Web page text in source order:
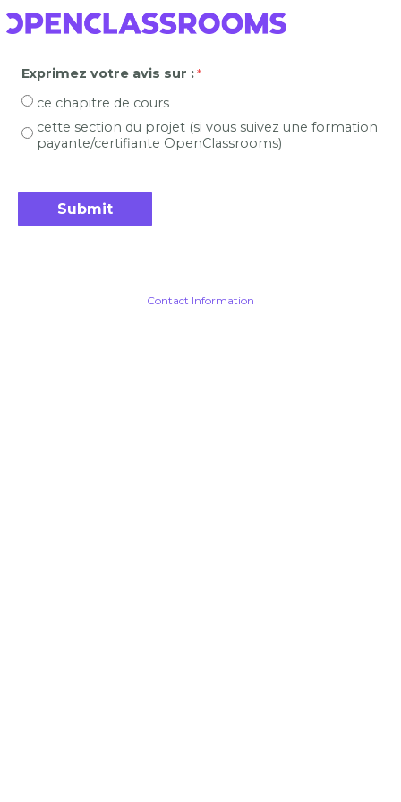
Exprimez votre avis sur :
ce chapitre de cours
cette section du projet (si vous suivez une formation
payante/certifiante OpenClassrooms)
Contact Information